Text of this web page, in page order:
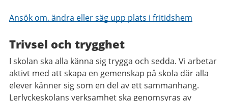
Ansök om, ändra eller säg upp plats i fritidshem
Trivsel och trygghet
I skolan ska alla känna sig trygga och sedda. Vi arbetar
aktivt med att skapa en gemenskap på skola där alla
elever känner sig som en del av ett sammanhang.
Lerlyckeskolans verksamhet ska genomsyras av